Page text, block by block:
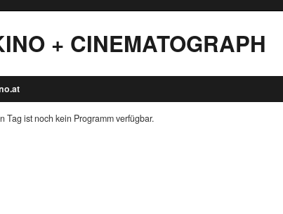
+ CINEMATOGRAPH
Tag ist noch kein Programm verfügbar.